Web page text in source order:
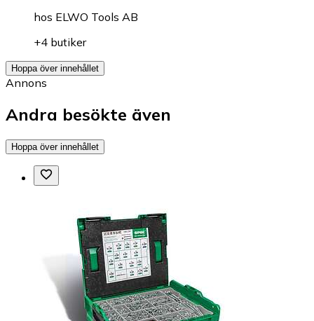
hos ELWO Tools AB
+4 butiker
Hoppa över innehållet
Annons
Andra besökte även
Hoppa över innehållet